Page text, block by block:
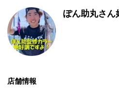
ぽん助丸さん
店舗情報